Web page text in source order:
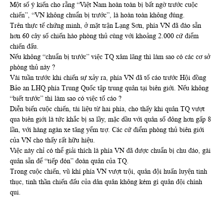
Một số ý kiến cho rằng “Việt Nam hoàn toàn bị bất ngờ trước cuộc
chiến”, “VN không chuẩn bị trước”, là hoàn toàn không đúng.
Trên thực tế chứng minh, ở mặt trận Lạng Sơn, phía VN đã đào sẵn
hơn 60 cây số chiến hào phòng thủ cùng với khoảng 2.000 cứ điểm
chiến đấu.
Nếu không “chuẩn bị trước” việc TQ xâm lăng thì làm sao có các cơ sở
phòng thủ này ?
Vài tuần trước khi chiến sự xảy ra, phía VN đã tố cáo trước Hội đồng
Bảo an LHQ phía Trung Quốc tập trung quân tại biên giới. Nếu không
“biết trước” thì làm sao có việc tố cáo ?
Diễn biến cuộc chiến, tài liệu từ hai phía, cho thấy khi quân TQ vượt
qua biên giới là tức khắc bị sa lầy, mặc dầu với quân số đông hơn gấp 8
lần, với hàng ngàn xe tăng yểm trợ. Các cứ điểm phòng thủ biên giới
của VN cho thấy rất hữu hiệu.
Việc này chỉ có thể giải thích là phía VN đã được chuẩn bị chu đáo, gài
quân sẵn để “tiếp đón” đoàn quân của TQ.
Trong cuộc chiến, vũ khí phía VN vượt trội, quân đội huấn luyện tinh
thục, tinh thần chiến đấu của dân quân không kém gì quân đội chính
qui.